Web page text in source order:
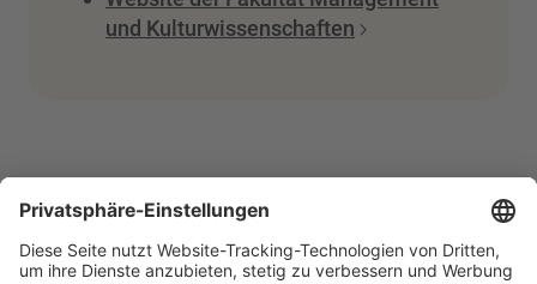
und Kulturwissenschaften
Bewirb dich jetzt!